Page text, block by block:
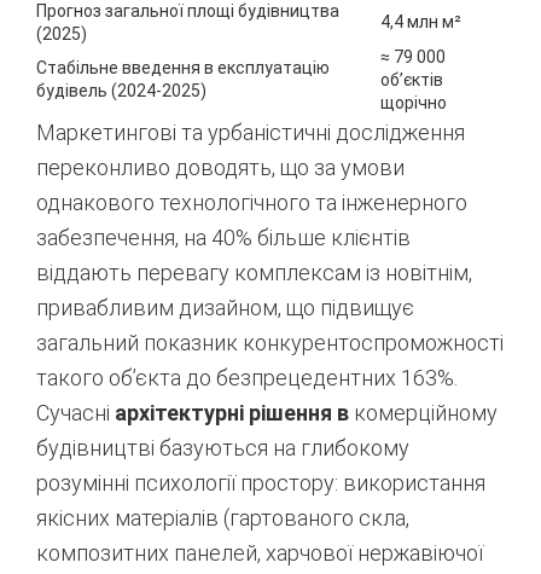
Прогноз загальної площі будівництва
(2025)
4,4 млн м²
Стабільне введення в експлуатацію
будівель (2024-2025)
≈ 79 000
об’єктів
щорічно
Маркетингові та урбаністичні дослідження
переконливо доводять, що за умови
однакового технологічного та інженерного
забезпечення, на 40% більше клієнтів
віддають перевагу комплексам із новітнім,
привабливим дизайном, що підвищує
загальний показник конкурентоспроможності
такого об’єкта до безпрецедентних 163%.
Сучасні архітектурні рішення в комерційному
будівництві базуються на глибокому
розумінні психології простору: використання
якісних матеріалів (гартованого скла,
композитних панелей, харчової нержавіючої